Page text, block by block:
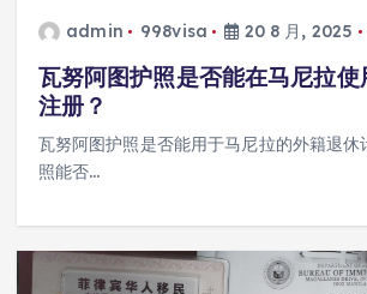
admin 998visa 20 8 月, 2025
瓦努阿图护照是否能在马尼拉
注册？
瓦努阿图护照是否能用于马尼拉的外籍退休
照能否…